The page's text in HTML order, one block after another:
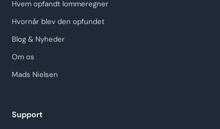
Hvem opfandt lommeregner
Hvornår blev den opfundet
Blog & Nyheder
Om os
Mads Nielsen
Support